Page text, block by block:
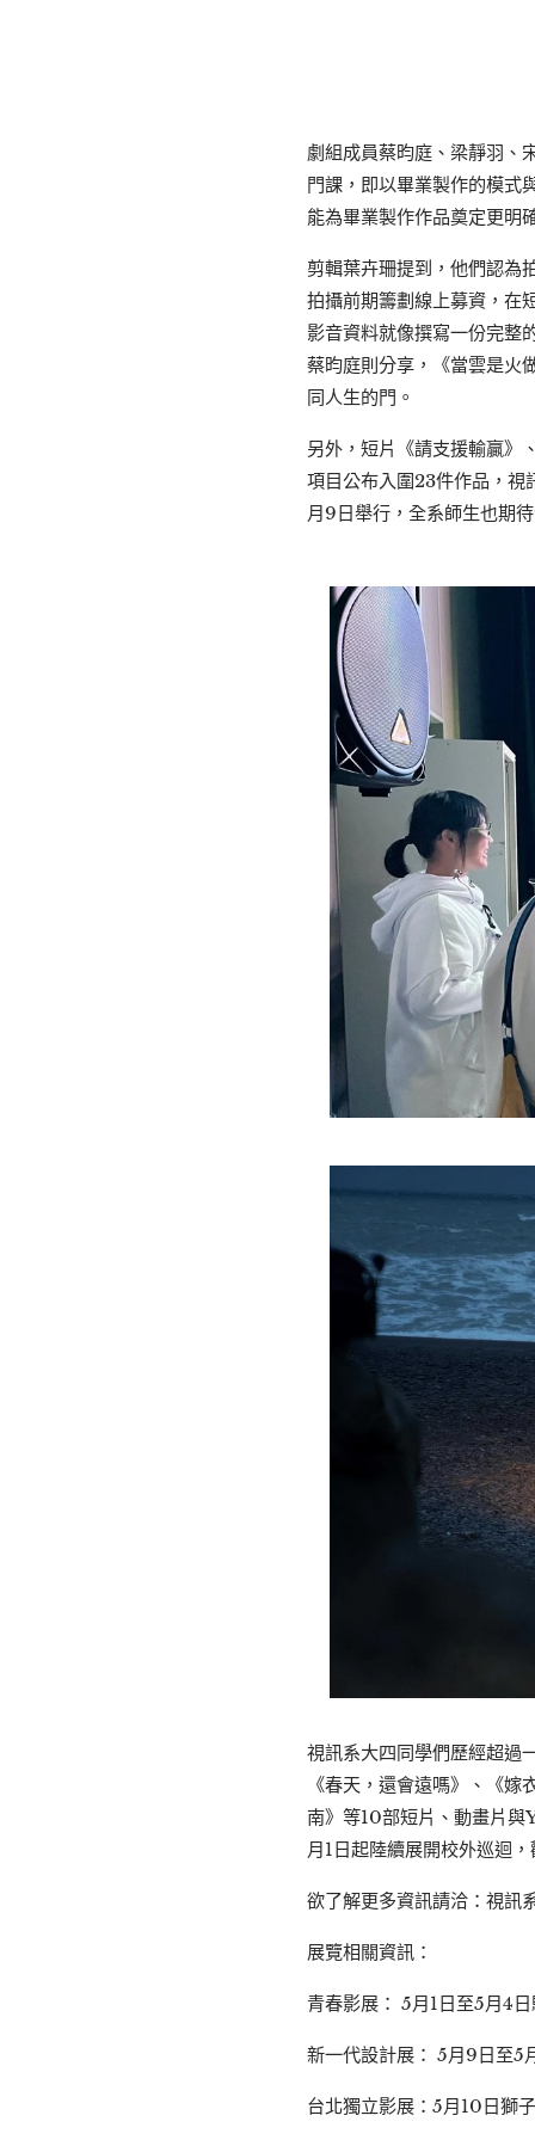
劇組成員蔡昀庭、梁靜羽、
門課，即以畢業製作的模式
能為畢業製作作品奠定更明
剪輯葉卉珊提到，他們認為
拍攝前期籌劃線上募資，在
影音資料就像撰寫一份完整
蔡昀庭則分享，《當雲是火
同人生的門。
另外，短片《請支援輸贏》
項目公布入圍23件作品，視
月9日舉行，全系師生也期
視訊系大四同學們歷經超過
《春天，還會遠嗎》、《
南》等10部短片、動畫片
月1日起陸續展開校外巡迴
欲了解更多資訊請洽：視
展覽相關資訊：
青春影展： 5月1日至5月4
新一代設計展： 5月9日至5
台北獨立影展：5月10日獅